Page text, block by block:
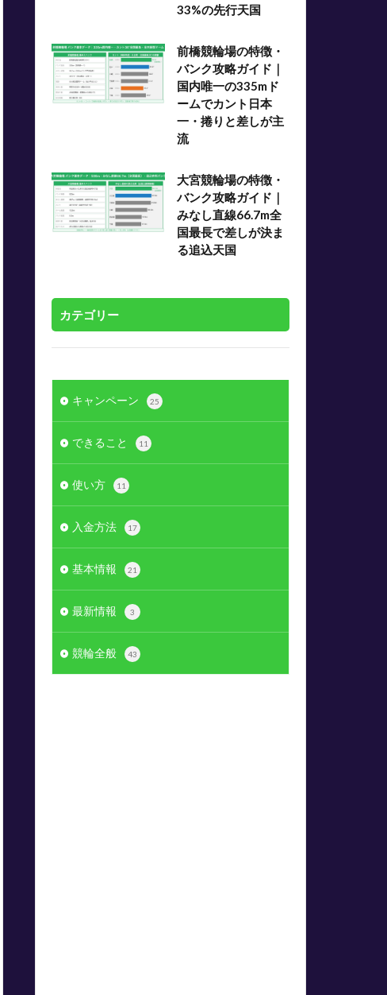
33%の先行天国
前橋競輪場の特徴・
バンク攻略ガイド｜
国内唯一の335mド
ームでカント日本
一・捲りと差しが主
流
大宮競輪場の特徴・
バンク攻略ガイド｜
みなし直線66.7m全
国最長で差しが決ま
る追込天国
カテゴリー
キャンペーン 25
できること 11
使い方 11
入金方法 17
基本情報 21
最新情報 3
競輪全般 43